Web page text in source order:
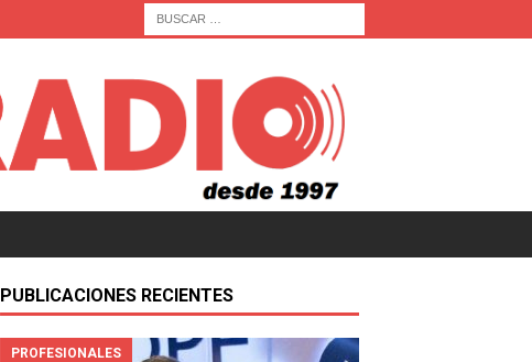
PUBLICACIONES RECIENTES
PROFESIONALES